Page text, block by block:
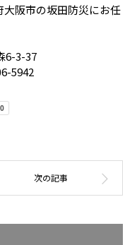
阪市の坂田防災にお任
6-3-37
5942